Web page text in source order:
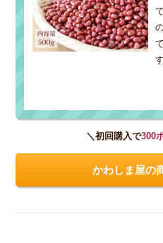
＼初回購入で300
かわしま屋の